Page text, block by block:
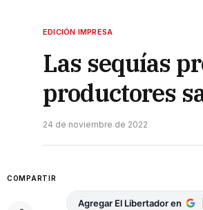
EDICIÓN IMPRESA
Las sequías
productores
24 de noviembre de 2022
COMPARTIR
Agregar El Libertador en